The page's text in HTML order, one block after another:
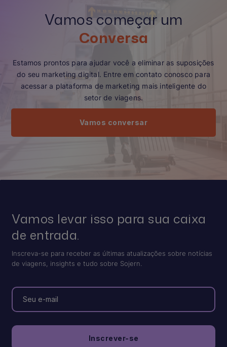
Vamos começar um
Conversa
Estamos prontos para ajudar você a eliminar as suposições
do seu marketing digital. Entre em contato conosco para
acessar a plataforma de marketing mais inteligente do
setor de viagens.
Vamos conversar
Vamos levar isso para sua caixa
de entrada.
Inscreva-se para receber as últimas atualizações sobre notícias
de viagens, insights e tudo sobre Sojern.